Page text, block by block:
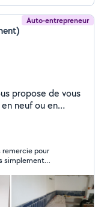
Auto-entrepreneur
propose de vous
neuf ou en
en
petite
11ans dans le
Hésitez
Charente, voir
remercie pour
simplement